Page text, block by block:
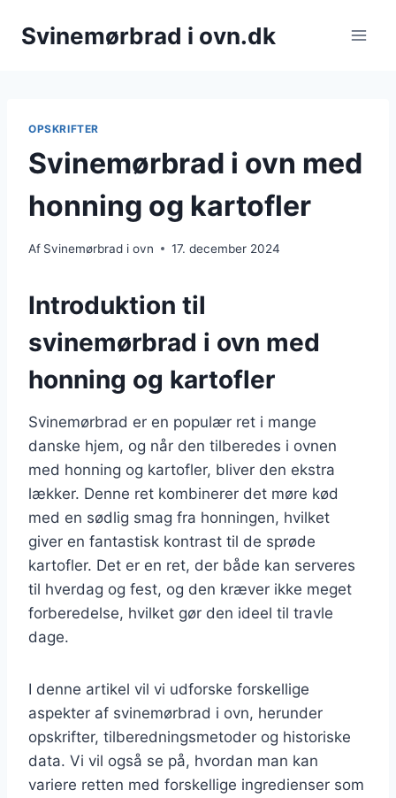
Svinemørbrad i ovn.dk
OPSKRIFTER
Svinemørbrad i ovn med
honning og kartofler
Af Svinemørbrad i ovn 17. december 2024
Introduktion til
svinemørbrad i ovn med
honning og kartofler
Svinemørbrad er en populær ret i mange
danske hjem, og når den tilberedes i ovnen
med honning og kartofler, bliver den ekstra
lækker. Denne ret kombinerer det møre kød
med en sødlig smag fra honningen, hvilket
giver en fantastisk kontrast til de sprøde
kartofler. Det er en ret, der både kan serveres
til hverdag og fest, og den kræver ikke meget
forberedelse, hvilket gør den ideel til travle
dage.
I denne artikel vil vi udforske forskellige
aspekter af svinemørbrad i ovn, herunder
opskrifter, tilberedningsmetoder og historiske
data. Vi vil også se på, hvordan man kan
variere retten med forskellige ingredienser som